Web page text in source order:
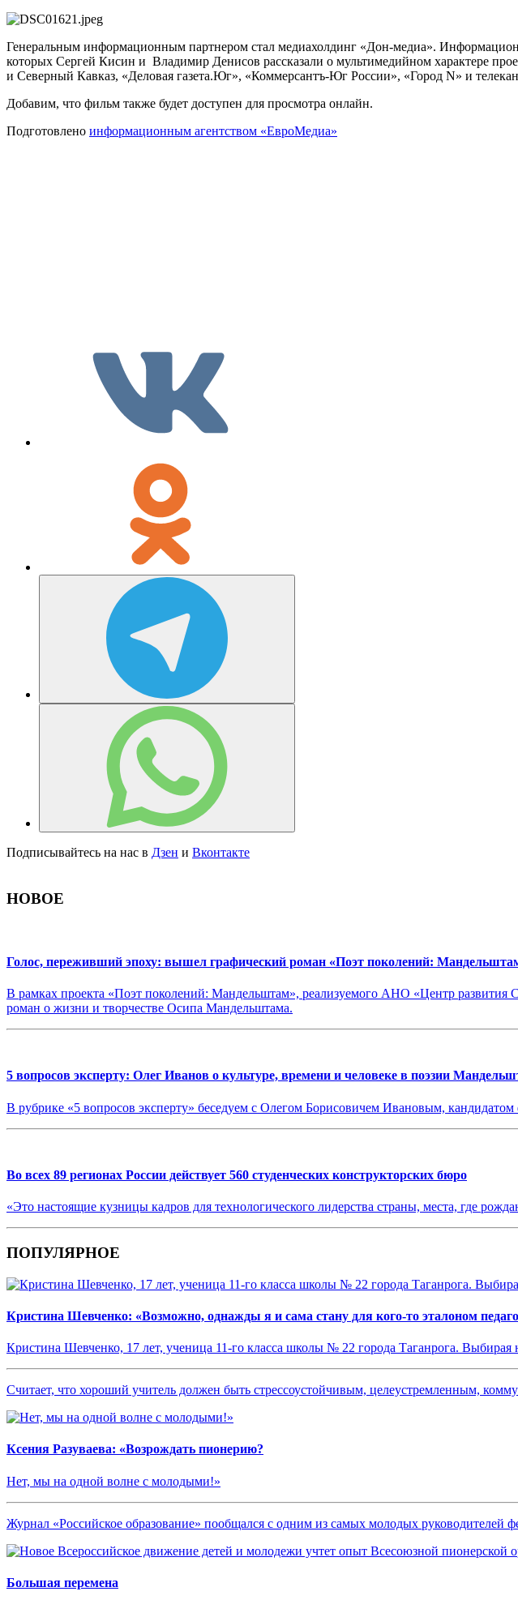
Генеральным информационным партнером стал медиахолдинг «Дон-медиа».
которых Сергей Кисин и Владимир Денисов рассказали о мультимедийном характере
и Северный Кавказ, «Деловая газета.Юг», «Коммерсантъ-Юг России», «Город N» и
Добавим, что фильм также будет доступен для просмотра онлайн.
Подготовлено информационным агентством «ЕвроМедиа»
Подписывайтесь на нас в Дзен и Вконтакте
НОВОЕ
Голос, переживший эпоху: вышел графический роман «Поэт поколений:
В рамках проекта «Поэт поколений: Мандельштам», реализуемого АНО «Центр
роман о жизни и творчестве Осипа Мандельштама.
5 вопросов эксперту: Олег Иванов о культуре, времени и человеке в поэзии
В рубрике «5 вопросов эксперту» беседуем с Олегом Борисовичем Ивановым,
Во всех 89 регионах России действует 560 студенческих конструкторских бюро
«Это настоящие кузницы кадров для технологического лидерства страны, места, где
ПОПУЛЯРНОЕ
Кристина Шевченко: «Возможно, однажды я и сама стану для кого-то эталоном
Кристина Шевченко, 17 лет, ученица 11-го класса школы № 22 города Таганрога. Выбирая
Считает, что хороший учитель должен быть стрессоустойчивым, целеустремленным,
Ксения Разуваева: «Возрождать пионерию?
Нет, мы на одной волне с молодыми!»
Журнал «Российское образование» пообщался с одним из самых молодых
Большая перемена